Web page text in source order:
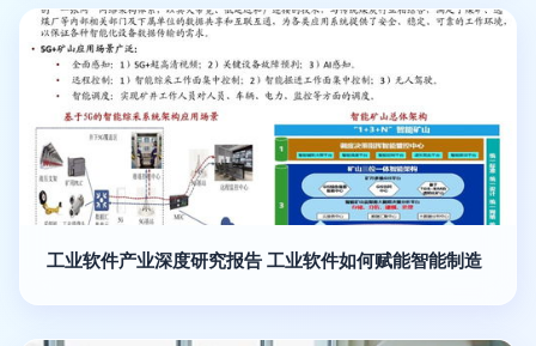
工业软件产业深度研究报告 工业软件如何赋能智能制造